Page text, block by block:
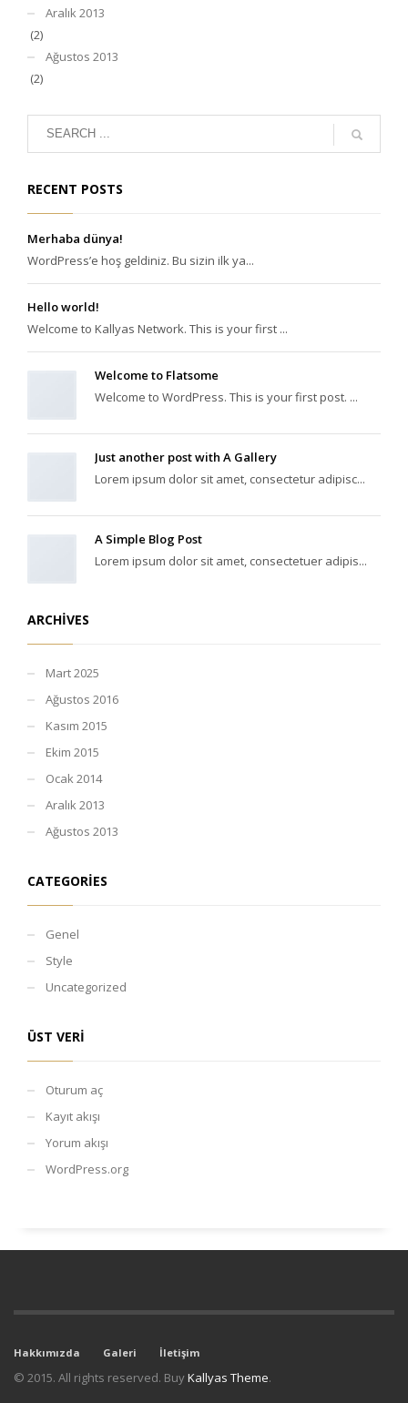
Aralık 2013
(2)
Ağustos 2013
(2)
RECENT POSTS
Merhaba dünya!
WordPress’e hoş geldiniz. Bu sizin ilk ya...
Hello world!
Welcome to Kallyas Network. This is your first ...
Welcome to Flatsome
Welcome to WordPress. This is your first post. ...
Just another post with A Gallery
Lorem ipsum dolor sit amet, consectetur adipisc...
A Simple Blog Post
Lorem ipsum dolor sit amet, consectetuer adipis...
ARCHIVES
Mart 2025
Ağustos 2016
Kasım 2015
Ekim 2015
Ocak 2014
Aralık 2013
Ağustos 2013
CATEGORIES
Genel
Style
Uncategorized
ÜST VERI
Oturum aç
Kayıt akışı
Yorum akışı
WordPress.org
Hakkımızda Galeri İletişim
© 2015. All rights reserved. BuyKallyas Theme.